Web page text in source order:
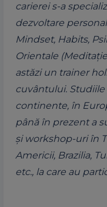
carierei s-a
dezvoltare
Mindset, Habits,
Orientale
astăzi un trainer
cuvântului.
continente, în
până în prezent a
şi workshop-uri în
Americii, Brazilia,
etc., la care au